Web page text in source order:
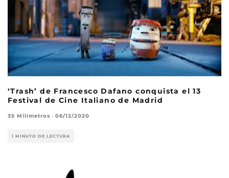
‘Trash’ de Francesco Dafano conquista el 13
Festival de Cine Italiano de Madrid
35 Milímetros · 06/12/2020
1 MINUTO DE LECTURA